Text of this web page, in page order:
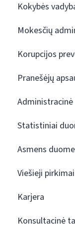
Kokybės
Mokesčių
Korupcijos
Pranešėjų
Statistiniai
Asmens
Viešieji pirkimai
Karjera
Konsultacinė